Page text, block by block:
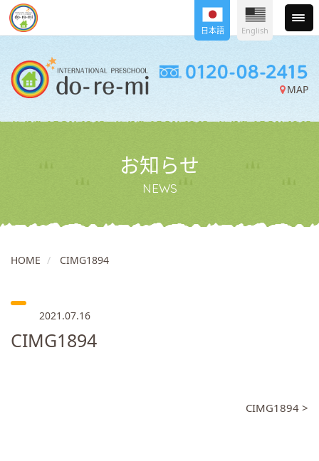
MAP
日本語 English
お知らせ
NEWS
HOME CIMG1894
2021.07.16
CIMG1894
CIMG1894 >